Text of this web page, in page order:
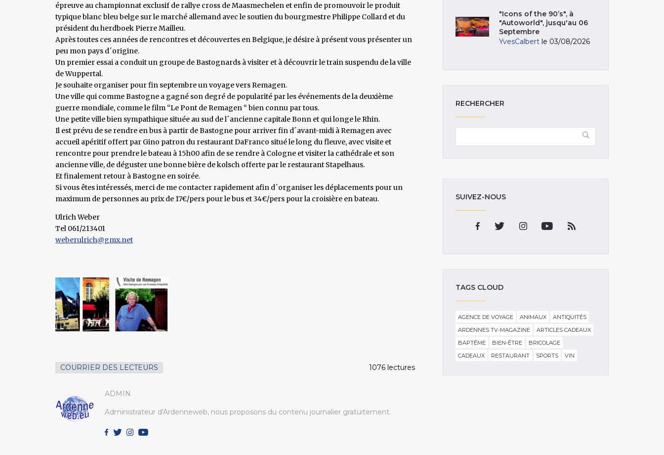
épreuve au championnat exclusif de rallye cross de Maasmechelen et enfin de promouvoir le produit
typique blanc bleu belge sur le marché allemand avec le soutien du bourgmestre Philippe Collard et du
président du herdboek Pierre Mailleu.
Après toutes ces années de rencontres et découvertes en Belgique, je désire à présent vous présenter un
peu mon pays d´origine.
Un premier essai a conduit un groupe de Bastognards à visiter et à découvrir le train suspendu de la ville
de Wuppertal.
Je souhaite organiser pour fin septembre un voyage vers Remagen.
Une ville qui comme Bastogne a gagné son degré de popularité par les événements de la deuxième
guerre mondiale, comme le film “Le Pont de Remagen “ bien connu par tous.
Une petite ville bien sympathique située au sud de l´ancienne capitale Bonn et qui longe le Rhin.
Il est prévu de se rendre en bus à partir de Bastogne pour arriver fin d´avant-midi à Remagen avec
accueil apéritif offert par Gino patron du restaurant DaFranco situé le long du fleuve, avec visite et
rencontre pour prendre le bateau à 15h00 afin de se rendre à Cologne et visiter la cathédrale et son
ancienne ville, de déguster une bonne bière de kolsch offerte par le restaurant Stapelhaus.
Et finalement retour à Bastogne en soirée.
Si vous êtes intéressés, merci de me contacter rapidement afin d´organiser les déplacements pour un
maximum de personnes au prix de 17€/pers pour le bus et 34€/pers pour la croisière en bateau.
Ulrich Weber
Tel 061/213401
weberulrich@gmx.net
COURRIER DES LECTEURS 1076 lectures
ADMIN
Administrateur d'Ardenneweb, nous proposons du contenu journalier gratuitement.
"Icons of the 90’s", à
"Autoworld", jusqu'au 06
Septembre
YvesCalbert le 03/08/2026
RECHERCHER
SUIVEZ-NOUS
TAGS CLOUD
AGENCE DE VOYAGE ANIMAUX
ANTIQUITÉS
ARDENNES TV-MAGAZINE
ARTICLES CADEAUX
BAPTÊME
BIEN-ÊTRE
BRICOLAGE
CADEAUX
RESTAURANT SPORTS VIN